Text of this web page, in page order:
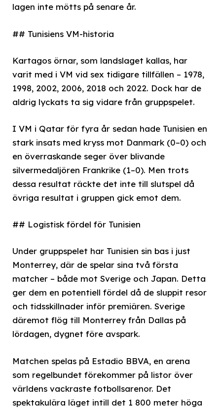
lagen inte mötts på senare år.
## Tunisiens VM-historia
Kartagos örnar, som landslaget kallas, har
varit med i VM vid sex tidigare tillfällen – 1978,
1998, 2002, 2006, 2018 och 2022. Dock har de
aldrig lyckats ta sig vidare från gruppspelet.
I VM i Qatar för fyra år sedan hade Tunisien en
stark insats med kryss mot Danmark (0–0) och
en överraskande seger över blivande
silvermedaljören Frankrike (1–0). Men trots
dessa resultat räckte det inte till slutspel då
övriga resultat i gruppen gick emot dem.
## Logistisk fördel för Tunisien
Under gruppspelet har Tunisien sin bas i just
Monterrey, där de spelar sina två första
matcher – både mot Sverige och Japan. Detta
ger dem en potentiell fördel då de sluppit resor
och tidsskillnader inför premiären. Sverige
däremot flög till Monterrey från Dallas på
lördagen, dygnet före avspark.
Matchen spelas på Estadio BBVA, en arena
som regelbundet förekommer på listor över
världens vackraste fotbollsarenor. Det
spektakulära läget intill det 1 800 meter höga